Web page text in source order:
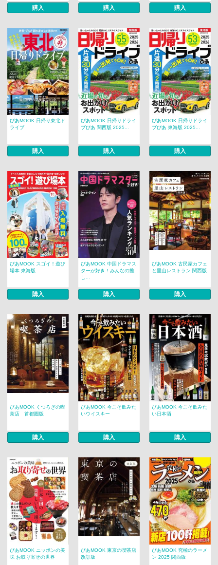
購入 購入 購入
ぴあMOOK 日帰り東北ド
ライブ
購入
ぴあMOOK 日帰りドライ
ブぴあ 関西版 2025...
購入
ぴあMOOK 日帰りドライ
ブぴあ 東海版 2025...
購入
ぴあMOOK スゴイ！遊び
場本 東海版
購入
ぴあMOOK 中国ドラマス
ターが好き！みんなの推
し...
購入
ぴあMOOK 古民家カフェ
と里山レストラン 関西版
購入
ぴあMOOK くつろぎの喫
茶店 首都圏版
購入
ぴあMOOK 今こそ飲みた
いウイスキー
購入
ぴあMOOK 今こそ飲みた
い日本酒
購入
ぴあMOOK ニッポンの美
味 お取り寄せの世界
ぴあMOOK 東京の喫茶店
改訂版
ぴあMOOK 究極のラーメ
ン 2025 関西版